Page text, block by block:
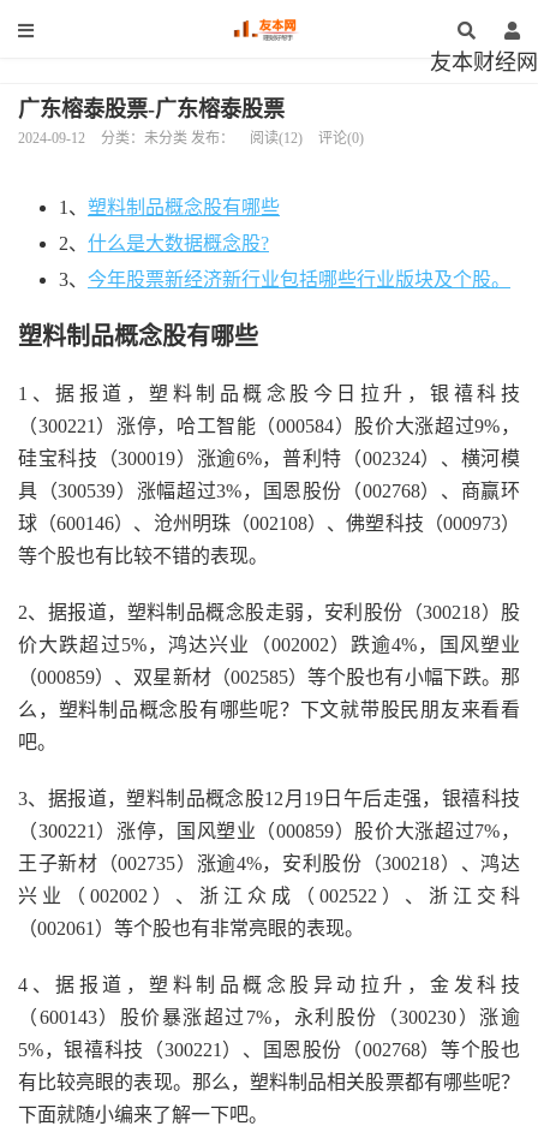
友本财经网
广东榕泰股票-广东榕泰股票
2024-09-12 分类：未分类 发布： 阅读(12) 评论(0)
1、 塑料制品概念股有哪些
2、 什么是大数据概念股?
3、 今年股票新经济新行业包括哪些行业版块及个股。
塑料制品概念股有哪些
1、据报道，塑料制品概念股今日拉升，银禧科技
（300221）涨停，哈工智能（000584）股价大涨超过9%，
硅宝科技（300019）涨逾6%，普利特（002324）、横河模
具（300539）涨幅超过3%，国恩股份（002768）、商赢环
球（600146）、沧州明珠（002108）、佛塑科技（000973）
等个股也有比较不错的表现。
2、据报道，塑料制品概念股走弱，安利股份（300218）股
价大跌超过5%，鸿达兴业（002002）跌逾4%，国风塑业
（000859）、双星新材（002585）等个股也有小幅下跌。那
么，塑料制品概念股有哪些呢？下文就带股民朋友来看看
吧。
3、据报道，塑料制品概念股12月19日午后走强，银禧科技
（300221）涨停，国风塑业（000859）股价大涨超过7%，
王子新材（002735）涨逾4%，安利股份（300218）、鸿达
兴业（002002）、浙江众成（002522）、浙江交科
（002061）等个股也有非常亮眼的表现。
4、据报道，塑料制品概念股异动拉升，金发科技
（600143）股价暴涨超过7%，永利股份（300230）涨逾
5%，银禧科技（300221）、国恩股份（002768）等个股也
有比较亮眼的表现。那么，塑料制品相关股票都有哪些呢？
下面就随小编来了解一下吧。